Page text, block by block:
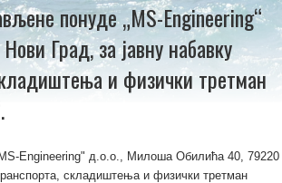
понуде „MS-Engineering“
Град, за јавну набавку
и физички третман
Engineering" д.о.о., Милоша Обилића 40, 79220
складиштења и физички третман